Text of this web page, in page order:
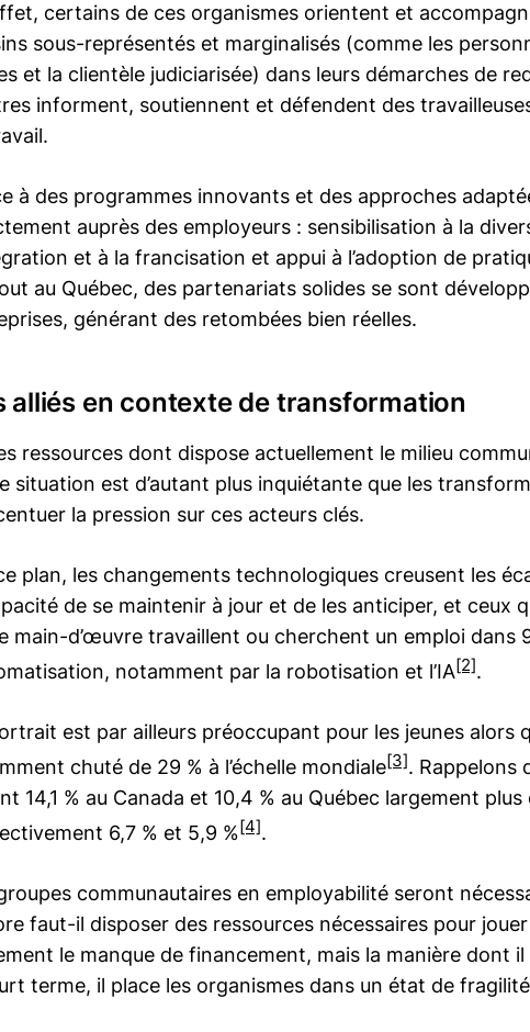
certains de ces organismes orientent et
sous-représentés et marginalisés (comme les
et la clientèle judiciarisée) dans leurs démarches de
informent, soutiennent et défendent des
à des programmes innovants et des approches
auprès des employeurs : sensibilisation à la
et à la francisation et appui à l’adoption de
au Québec, des partenariats solides se sont
générant des retombées bien réelles.
alliés en contexte de transformation
ressources dont dispose actuellement le milieu
situation est d’autant plus inquiétante que les
la pression sur ces acteurs clés.
plan, les changements technologiques creusent les
de se maintenir à jour et de les anticiper, et ceux
main-d’œuvre travaillent ou cherchent un emploi dans
notamment par la robotisation et l’IA[2].
est par ailleurs préoccupant pour les jeunes alors
chuté de 29 % à l’échelle mondiale[3]. Rappelons
14,1 % au Canada et 10,4 % au Québec largement
6,7 % et 5,9 %[4].
communautaires en employabilité seront
faut-il disposer des ressources nécessaires pour
le manque de financement, mais la manière
terme, il place les organismes dans un état de